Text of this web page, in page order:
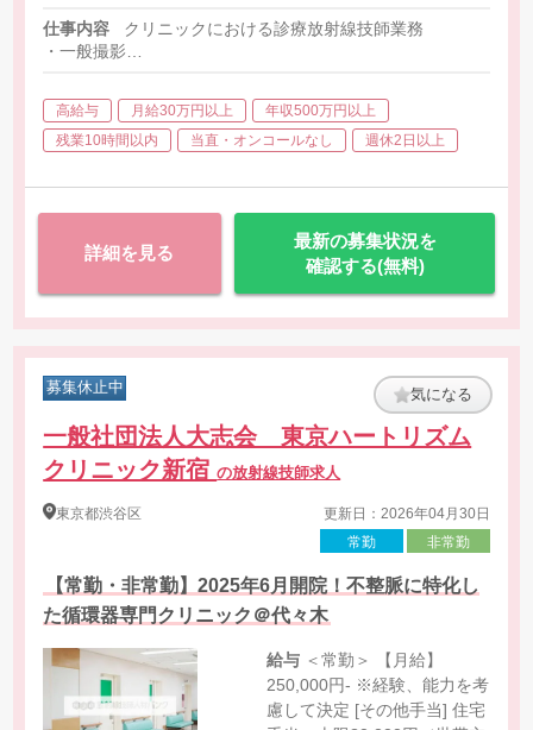
仕事内容
クリニックにおける診療放射線技師業務
・一般撮影
・MRI（キヤノン製1.5T）
・CT（キヤノン製16列）
・他、人間ドックに付随する検査
高給与 月給30万円以上
年収500万円以上
残業10時間以内
当直・オンコールなし 週休2日以上
詳細を見る
最新の募集状況を
確認する(無料)
募集休止中 気になる
一般社団法人大志会 東京ハートリズム
クリニック新宿の放射線技師求人
東京都渋谷区
更新日：2026年04月30日
常勤
非常勤
【常勤・非常勤】2025年6月開院！不整脈に特化し
た循環器専門クリニック＠代々木
給与
250,000円- ※経験、能力を考
慮して決定 [その他手当] 住宅